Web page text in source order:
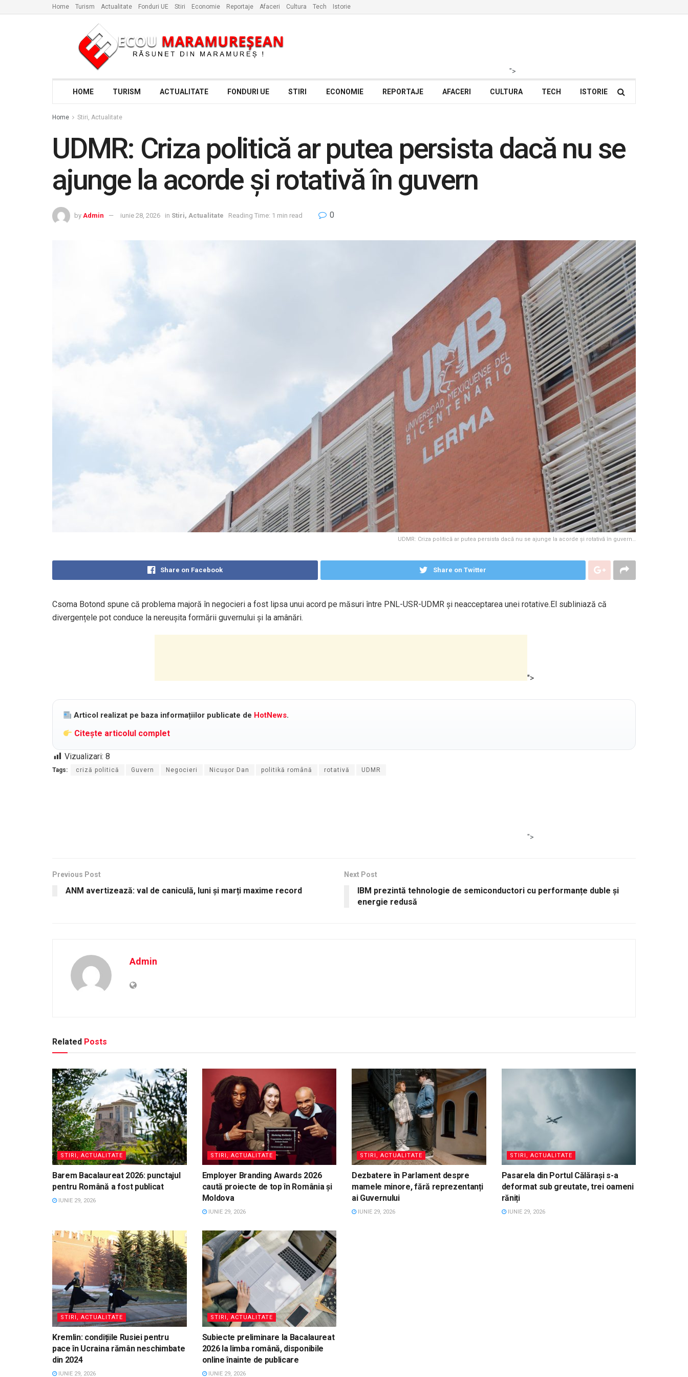
Home Turism Actualitate Fonduri UE Stiri Economie Reportaje Afaceri Cultura Tech Istorie
">
HOME TURISM ACTUALITATE FONDURI UE STIRI ECONOMIE REPORTAJE AFACERI CULTURA TECH ISTORIE
Home Stiri, Actualitate
UDMR: Criza politică ar putea persista dacă nu se
ajunge la acorde și rotativă în guvern
by Admin iunie 28, 2026 in Stiri, Actualitate Reading Time: 1 min read 0
UDMR: Criza politică ar putea persista dacă nu se ajunge la acorde și rotativă în guvern…
Share on Facebook Share on Twitter
Csoma Botond spune că problema majoră în negocieri a fost lipsa unui acord pe măsuri între PNL-USR-UDMR și neacceptarea unei rotative.El subliniază că
divergențele pot conduce la nereușita formării guvernului și la amânări.
">
Articol realizat pe baza informațiilor publicate de HotNews.
Citește articolul complet
Vizualizari: 8
Tags: criză politică Guvern Negocieri Nicușor Dan politikă română rotativă UDMR
">
Previous Post
ANM avertizează: val de caniculă, luni și marți maxime record
Next Post
IBM prezintă tehnologie de semiconductori cu performanțe duble și
energie redusă
Admin
Related Posts
STIRI, ACTUALITATE
Barem Bacalaureat 2026: punctajul
pentru Română a fost publicat
IUNIE 29, 2026
STIRI, ACTUALITATE
Employer Branding Awards 2026
caută proiecte de top în România și
Moldova
IUNIE 29, 2026
STIRI, ACTUALITATE
Dezbatere în Parlament despre
mamele minore, fără reprezentanți
ai Guvernului
IUNIE 29, 2026
STIRI, ACTUALITATE
Pasarela din Portul Călărași s-a
deformat sub greutate, trei oameni
răniți
IUNIE 29, 2026
STIRI, ACTUALITATE
Kremlin: condițiile Rusiei pentru
pace în Ucraina rămân neschimbate
din 2024
IUNIE 29, 2026
STIRI, ACTUALITATE
Subiecte preliminare la Bacalaureat
2026 la limba română, disponibile
online înainte de publicare
IUNIE 29, 2026